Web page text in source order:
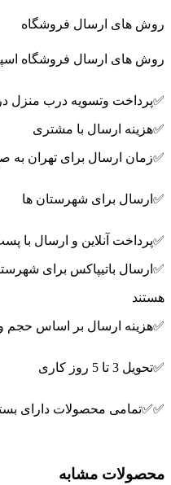
روش های ارسال فروشگاه
روش های ارسال فروشگاه
✅پرداخت وتسویه درب منزل
✅هزینه ارسال با مشتری
✅زمان ارسال برای تهران
✅ارسال برای شهرستان ها
✅پرداخت آنلاین و ارسال با
✅ارسال باتیپاکس برای
هستند
✅هزینه ارسال بر اساس
✅تحویل 3 تا 5 روز کاری
✅✅تمامی محصولات دارای
محصولات مشابه